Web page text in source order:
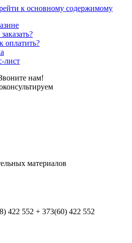
к основному содержимому
оплатить?
лист
нам!
материалов
422 552 + 373(60) 422 552